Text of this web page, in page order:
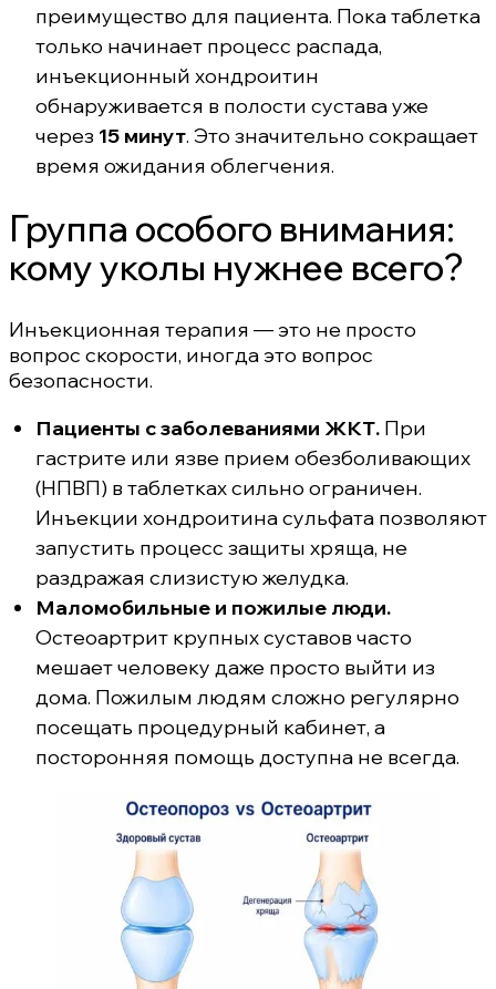
преимущество для пациента. Пока таблетка
только начинает процесс распада,
инъекционный хондроитин
обнаруживается в полости сустава уже
через 15 минут. Это значительно сокращает
время ожидания облегчения.
Группа особого внимания:
кому уколы нужнее всего?
Инъекционная терапия — это не просто
вопрос скорости, иногда это вопрос
безопасности.
Пациенты с заболеваниями ЖКТ. При
гастрите или язве прием обезболивающих
(НПВП) в таблетках сильно ограничен.
Инъекции хондроитина сульфата позволяют
запустить процесс защиты хряща, не
раздражая слизистую желудка.
Маломобильные и пожилые люди.
Остеоартрит крупных суставов часто
мешает человеку даже просто выйти из
дома. Пожилым людям сложно регулярно
посещать процедурный кабинет, а
посторонняя помощь доступна не всегда.